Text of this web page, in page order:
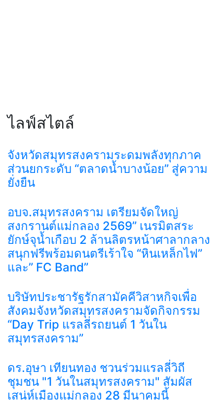
ไลฟ์สไตล์
จังหวัดสมุทรสงครามระดมพลังทุกภาค
ส่วนยกระดับ “ตลาดน้ำบางน้อย” สู่ความ
ยั่งยืน
อบจ.สมุทรสงคราม เตรียมจัดใหญ่
สงกรานต์แม่กลอง 2569” เนรมิตสระ
ยักษ์จุน้ำเกือบ 2 ล้านลิตรหน้าศาลากลาง
สนุกฟรีพร้อมดนตรีเร้าใจ “หินเหล็กไฟ”
และ” FC Band”
บริษัทประชารัฐรักสามัคคีวิสาหกิจเพื่อ
สังคมจังหวัดสมุทรสงครามจัดกิจกรรม
“Day Trip แรลลี่รถยนต์ 1 วันใน
สมุทรสงคราม”
ดร.อุษา เทียนทอง ชวนร่วมแรลลี่วิถี
ชุมชน "1 วันในสมุทรสงคราม" สัมผัส
เสน่ห์เมืองแม่กลอง 28 มีนาคมนี้